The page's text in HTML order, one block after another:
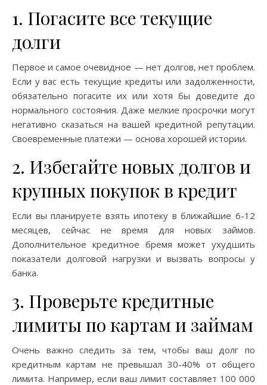
1. Погасите все текущие
долги
Первое и самое очевидное — нет долгов, нет проблем.
Если у вас есть текущие кредиты или задолженности,
обязательно погасите их или хотя бы доведите до
нормального состояния. Даже мелкие просрочки могут
негативно сказаться на вашей кредитной репутации.
Своевременные платежи — основа хорошей истории.
2. Избегайте новых долгов и
крупных покупок в кредит
Если вы планируете взять ипотеку в ближайшие 6-12
месяцев, сейчас не время для новых займов.
Дополнительное кредитное бремя может ухудшить
показатели долговой нагрузки и вызвать вопросы у
банка.
3. Проверьте кредитные
лимиты по картам и займам
Очень важно следить за тем, чтобы ваш долг по
кредитным картам не превышал 30-40% от общего
лимита. Например, если ваш лимит составляет 100 000